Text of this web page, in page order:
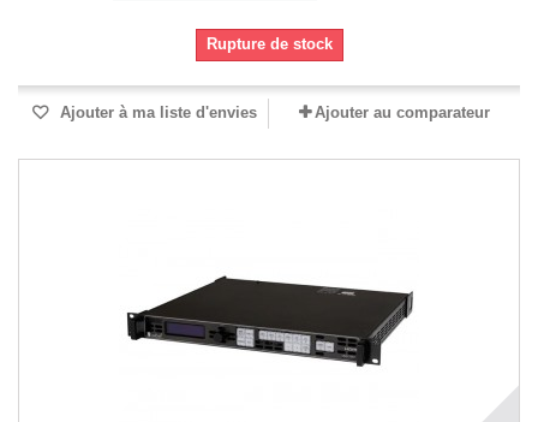
Rupture de stock
Ajouter à ma liste d'envies Ajouter au comparateur